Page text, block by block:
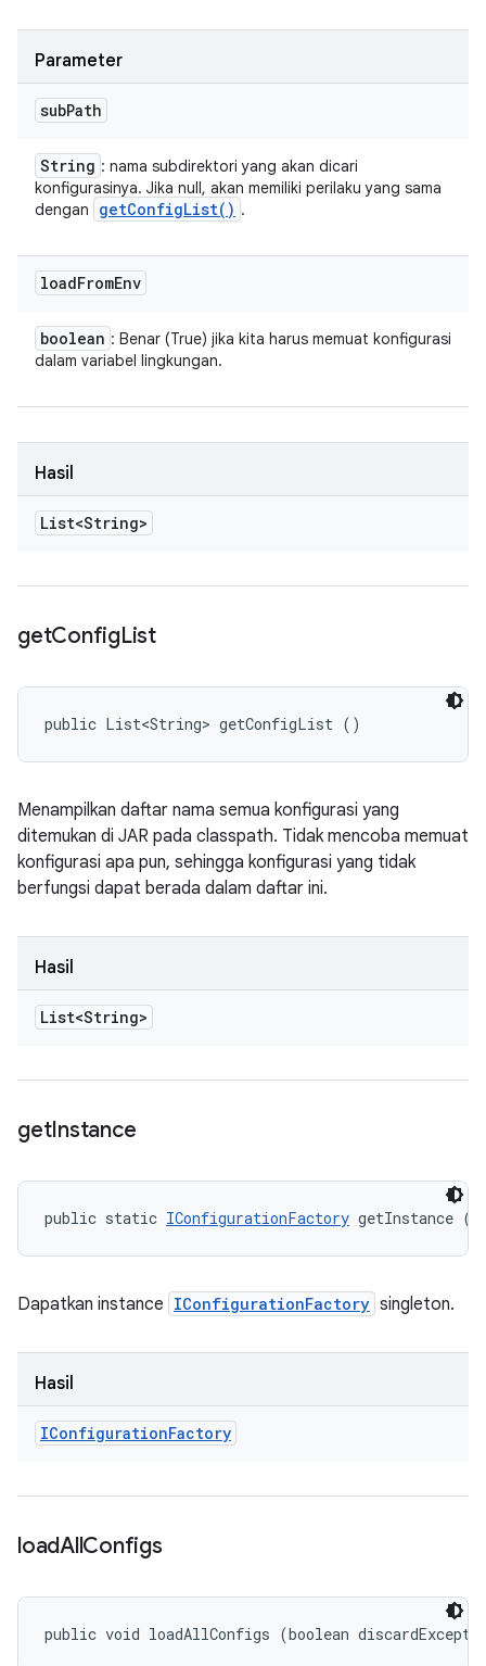
Parameter
subPath
String : nama subdirektori yang akan dicari
konfigurasinya. Jika null, akan memiliki perilaku yang sama
dengan
getConfigList( ) .
loadFromEnv
boolean : Benar (True) jika kita harus memuat konfigurasi
dalam variabel lingkungan.
Hasil
List<String>
getConfigList
public List<String> getConfigList ()
Menampilkan daftar nama semua konfigurasi yang
ditemukan di JAR pada classpath. Tidak mencoba memuat
konfigurasi apa pun, sehingga konfigurasi yang tidak
berfungsi dapat berada dalam daftar ini.
Hasil
List<String>
getInstance
public static IConfigurationFactory getInstance ()
Dapatkan instance IConfigurationFactory singleton.
Hasil
IConfigurationFactory
loadAllConfigs
public void loadAllConfigs (boolean